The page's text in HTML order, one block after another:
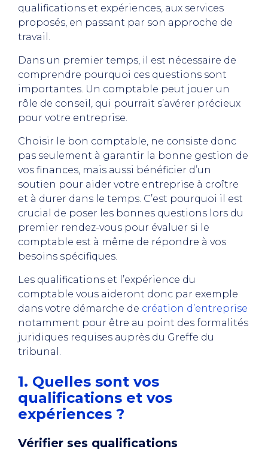
qualifications et expériences, aux services
proposés, en passant par son approche de
travail.
Dans un premier temps, il est nécessaire de
comprendre pourquoi ces questions sont
importantes. Un comptable peut jouer un
rôle de conseil, qui pourrait s’avérer précieux
pour votre entreprise.
Choisir le bon comptable, ne consiste donc
pas seulement à garantir la bonne gestion de
vos finances, mais aussi bénéficier d’un
soutien pour aider votre entreprise à croître
et à durer dans le temps. C’est pourquoi il est
crucial de poser les bonnes questions lors du
premier rendez-vous pour évaluer si le
comptable est à même de répondre à vos
besoins spécifiques.
Les qualifications et l’expérience du
comptable vous aideront donc par exemple
dans votre démarche de création d’entreprise
notamment pour être au point des formalités
juridiques requises auprès du Greffe du
tribunal.
1. Quelles sont vos
qualifications et vos
expériences ?
Vérifier ses qualifications